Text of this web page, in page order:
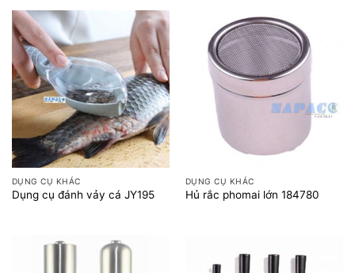
DỤNG CỤ KHÁC
Dụng cụ đánh vảy cá JY195
DỤNG CỤ KHÁC
Hủ rắc phomai lớn 184780